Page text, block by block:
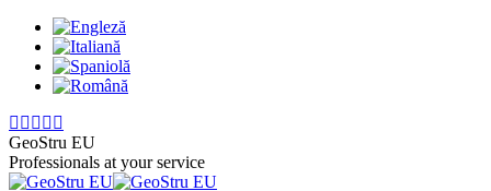
Skip
content
Pagina
Facebook
se
deschide
Pagina
X
se
deschide
Pagina
Instagram
se
deschide
Pagina
YouTube
se
deschide
Linkedin
se
deschide
GeoStru EU
Professionals at your service